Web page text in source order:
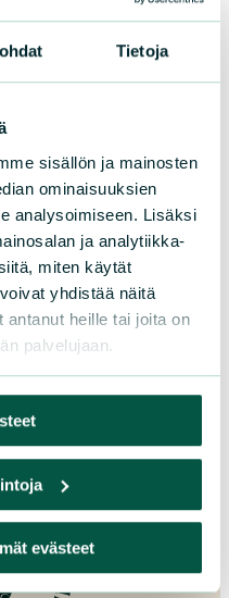
Tietoja
sisällön ja mainosten
ominaisuuksien
analysoimiseen. Lisäksi
ja analytiikka-
miten käytät
yhdistää näitä
antanut heille tai joita on
palvelujaan.
evästeet